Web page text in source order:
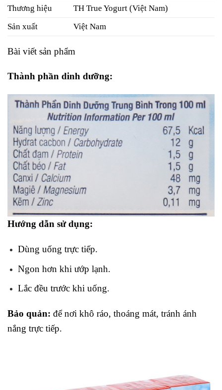
Thương hiệu
TH True Yogurt (Việt Nam)
Sản xuất
Việt Nam
Bài viết sản phẩm
Thành phần dinh dưỡng:
Hướng dẫn sử dụng:
Dùng uống trực tiếp.
Ngon hơn khi ướp lạnh.
Lắc đều trước khi uống.
Bảo quản: để nơi khô ráo, thoáng mát, tránh ánh
nắng trực tiếp.